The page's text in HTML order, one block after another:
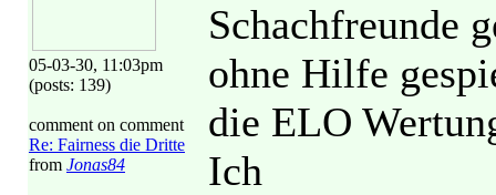
05-03-30, 11:03pm
(posts: 139)
comment on comment
Re: Fairness die Dritte
from Jonas84
Schachfreunde
ohne Hilfe
die ELO
Ich